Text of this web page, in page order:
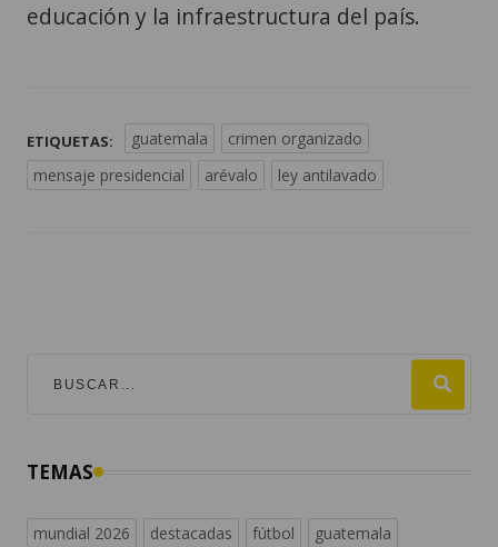
educación y la infraestructura del país.
ETIQUETAS: guatemala
crimen organizado
mensaje presidencial
arévalo ley antilavado
TEMAS
mundial 2026 destacadas fútbol
guatemala